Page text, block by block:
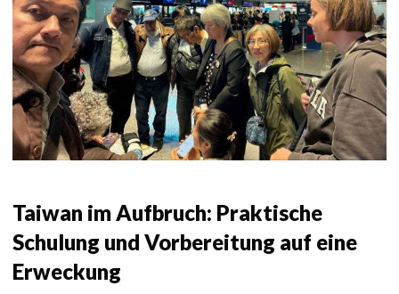
Taiwan im Aufbruch: Praktische
Schulung und Vorbereitung auf eine
Erweckung